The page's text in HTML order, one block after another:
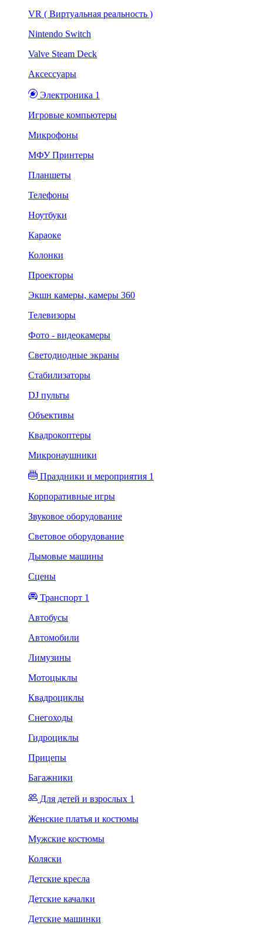
VR ( Виртуальная реальность )
Nintendo Switch
Valve Steam Deck
Аксессуары
Электроника 1
Игровые компьютеры
Микрофоны
МФУ Принтеры
Планшеты
Телефоны
Ноутбуки
Караоке
Колонки
Проекторы
Экшн камеры, камеры 360
Телевизоры
Фото - видеокамеры
Светодиодные экраны
Стабилизаторы
DJ пульты
Объективы
Квадрокоптеры
Микронаушники
Праздники и мероприятия 1
Корпоративные игры
Звуковое оборудование
Световое оборудование
Дымовые машины
Сцены
Транспорт 1
Автобусы
Автомобили
Лимузины
Мотоцыклы
Квадроциклы
Снегоходы
Гидроциклы
Прицепы
Багажники
Для детей и взрослых 1
Женские платья и костюмы
Мужские костюмы
Коляски
Детские кресла
Детские качалки
Детские машинки